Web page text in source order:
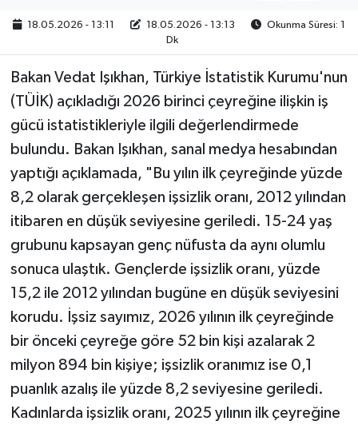
18.05.2026 - 13:11 18.05.2026 - 13:13
Okunma Süresi: 1
Dk
Bakan Vedat Işıkhan, Türkiye İstatistik Kurumu'nun
(TÜİK) açıkladığı 2026 birinci çeyreğine ilişkin iş
gücü istatistikleriyle ilgili değerlendirmede
bulundu. Bakan Işıkhan, sanal medya hesabından
yaptığı açıklamada, "Bu yılın ilk çeyreğinde yüzde
8,2 olarak gerçekleşen işsizlik oranı, 2012 yılından
itibaren en düşük seviyesine geriledi. 15-24 yaş
grubunu kapsayan genç nüfusta da aynı olumlu
sonuca ulaştık. Gençlerde işsizlik oranı, yüzde
15,2 ile 2012 yılından bugüne en düşük seviyesini
korudu. İşsiz sayımız, 2026 yılının ilk çeyreğinde
bir önceki çeyreğe göre 52 bin kişi azalarak 2
milyon 894 bin kişiye; işsizlik oranımız ise 0,1
puanlık azalış ile yüzde 8,2 seviyesine geriledi.
Kadınlarda işsizlik oranı, 2025 yılının ilk çeyreğine
2024 Seçim Sonuçları